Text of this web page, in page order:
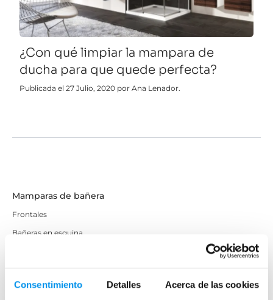
Consentimiento Detalles Acerca de las cookies
¿Con qué limpiar la mampara de
ducha para que quede perfecta?
Publicada el 27 Julio, 2020 por Ana Lenador.
Mamparas de bañera
Frontales
Bañeras en esquina
Mamparas de bañera abatibles
Mamparas de bañera correderas